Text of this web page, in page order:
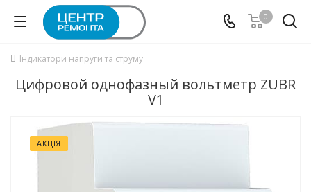
0
Індикатори напруги та струму
Цифровой однофазный вольтметр ZUBR
V1
АКЦІЯ